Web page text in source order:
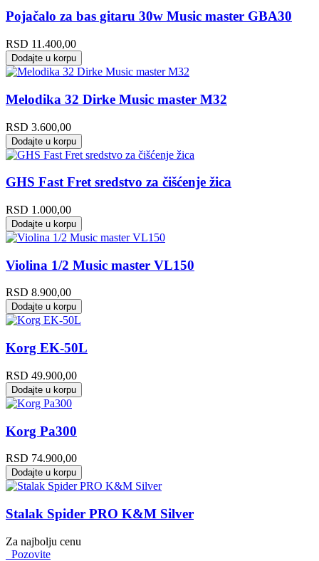
Pojačalo za bas gitaru 30w Music master GBA30
RSD 11.400,00
Dodajte u korpu
Melodika 32 Dirke Music master M32
RSD 3.600,00
Dodajte u korpu
GHS Fast Fret sredstvo za čišćenje žica
RSD 1.000,00
Dodajte u korpu
Violina 1/2 Music master VL150
RSD 8.900,00
Dodajte u korpu
Korg EK-50L
RSD 49.900,00
Dodajte u korpu
Korg Pa300
RSD 74.900,00
Dodajte u korpu
Stalak Spider PRO K&M Silver
Za najbolju cenu
Pozovite